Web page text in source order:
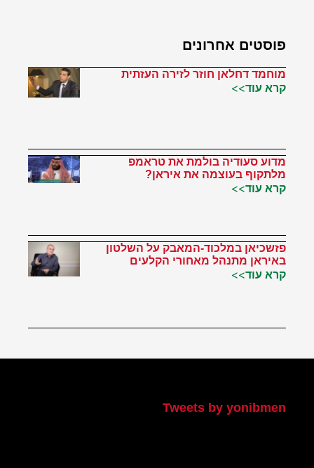
פוסטים אחרונים
מוחמד דחלאן חוזר לזירה העזתית
קרא עוד>>
מדוע סעודיה בולמת את טראמפ
מלתקוף בעוצמה את איראן?
קרא עוד>>
פזשכיאן במלכוד-המאבק על השלטון
באיראן מתנהל מאחורי הקלעים
קרא עוד>>
Tweets by yonibmen